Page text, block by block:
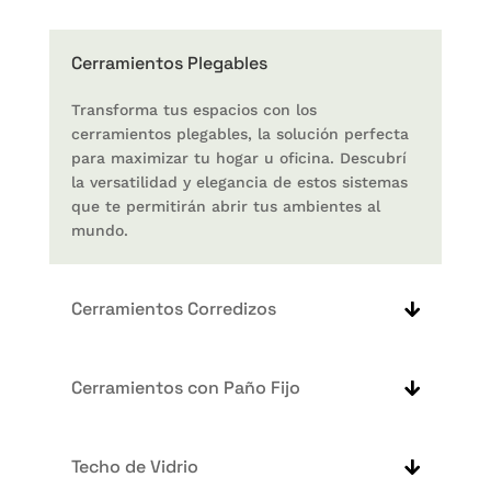
Cerramientos Plegables
Transforma tus espacios con los
cerramientos plegables, la solución perfecta
para maximizar tu hogar u oficina. Descubrí
la versatilidad y elegancia de estos sistemas
que te permitirán abrir tus ambientes al
mundo.
Cerramientos Corredizos
Cerramientos con Paño Fijo
Techo de Vidrio